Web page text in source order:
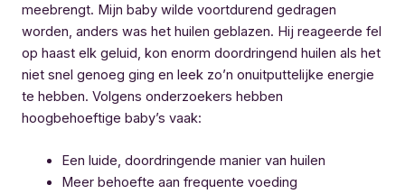
meebrengt. Mijn baby wilde voortdurend gedragen
worden, anders was het huilen geblazen. Hij reageerde fel
op haast elk geluid, kon enorm doordringend huilen als het
niet snel genoeg ging en leek zo’n onuitputtelijke energie
te hebben. Volgens onderzoekers hebben
hoogbehoeftige baby’s vaak:
Een luide, doordringende manier van huilen
Meer behoefte aan frequente voeding